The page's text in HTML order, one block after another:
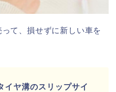
て、損せずに新しい車を
イヤ溝のスリップサイ